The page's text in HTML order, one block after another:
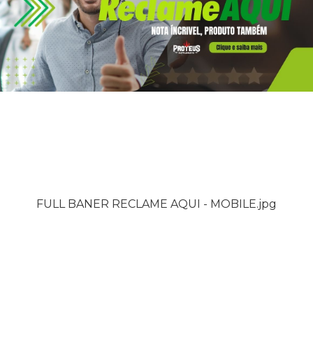
FULL BANER RECLAME AQUI - MOBILE.jpg